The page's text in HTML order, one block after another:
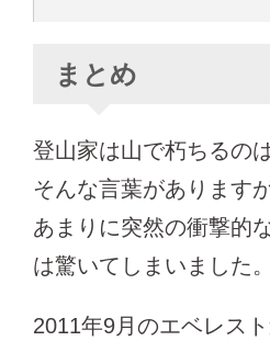
まとめ
登山家は山で朽ちるの
そんな言葉があります
あまりに突然の衝撃的
は驚いてしまいました。
2011年9月のエベレス